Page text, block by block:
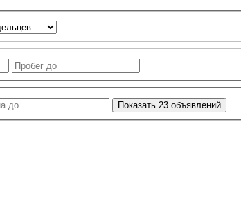
Показать 23 объявлений